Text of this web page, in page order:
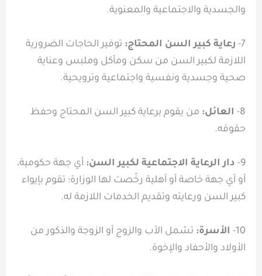
والجسدية والاجتماعية والمعنوية.
7- رعاية كبير السن المحتاج: توفير الحاجات الضرورية
اللازمة لكبير السن من سكن ومأكل وملبس وعناية
صحية وجسدية ونفسية واجتماعية وترويحية.
8- العائل: من يقوم برعاية كبير السن المحتاج وحفظ
حقوقه.
9- دار الرعاية الاجتماعية لكبير السن: أي جهة حكومية،
أو أي جهة خاصة أو أهلية رخّصت لها الوزارة؛ تقوم بإيواء
كبير السن ورعايته وتقديم الخدمات اللازمة له.
10- الأسرة: تشمل الأب والزوج أو الزوجة والذكور من
الأولاد والأحفاد والإخوة.